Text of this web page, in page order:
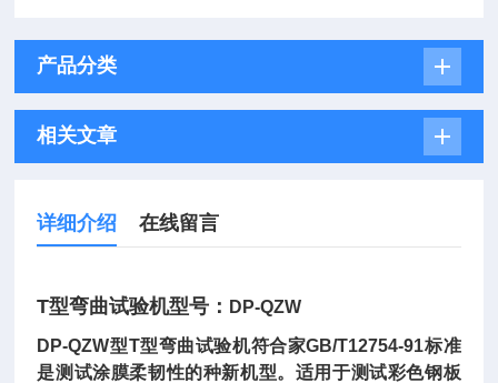
产品分类
相关文章
详细介绍 在线留言
T型弯曲试验机型号： DP-QZW
DP-QZW型T型弯曲试验机符合家GB/T12754-91标准
是测试涂膜柔韧性的种新机型。适用于测试彩色钢板